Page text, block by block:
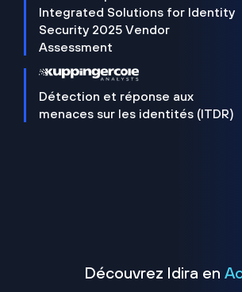
Integrated Solutions for Identity
Security 2025 Vendor
Assessment
Détection et réponse aux
menaces sur les identités (ITDR)
Découvrez Idira en